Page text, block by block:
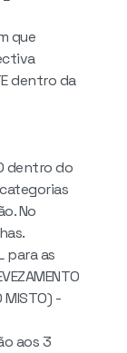
que
dentro da
dentro do
No
para as
MISTO) -
aos 3